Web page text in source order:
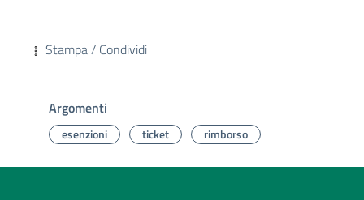
Stampa / Condividi
Argomenti
esenzioni ticket rimborso